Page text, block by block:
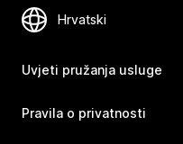
Uvjeti pružanja usluge
Pravila o privatnosti